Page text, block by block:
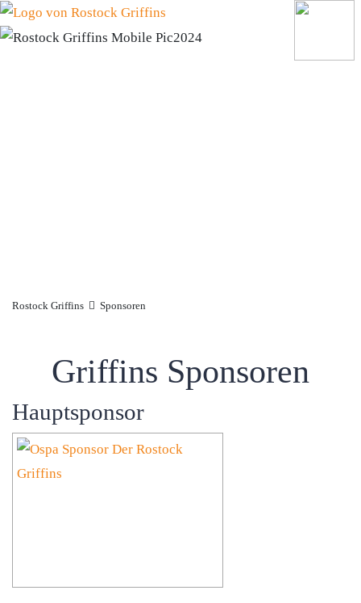
Rostock Griffins Sponsoren
Griffins Sponsoren
Hauptsponsor